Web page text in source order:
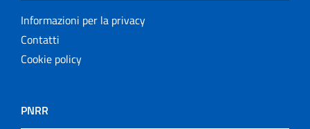
Informazioni per la privacy
Contatti
Cookie policy
PNRR